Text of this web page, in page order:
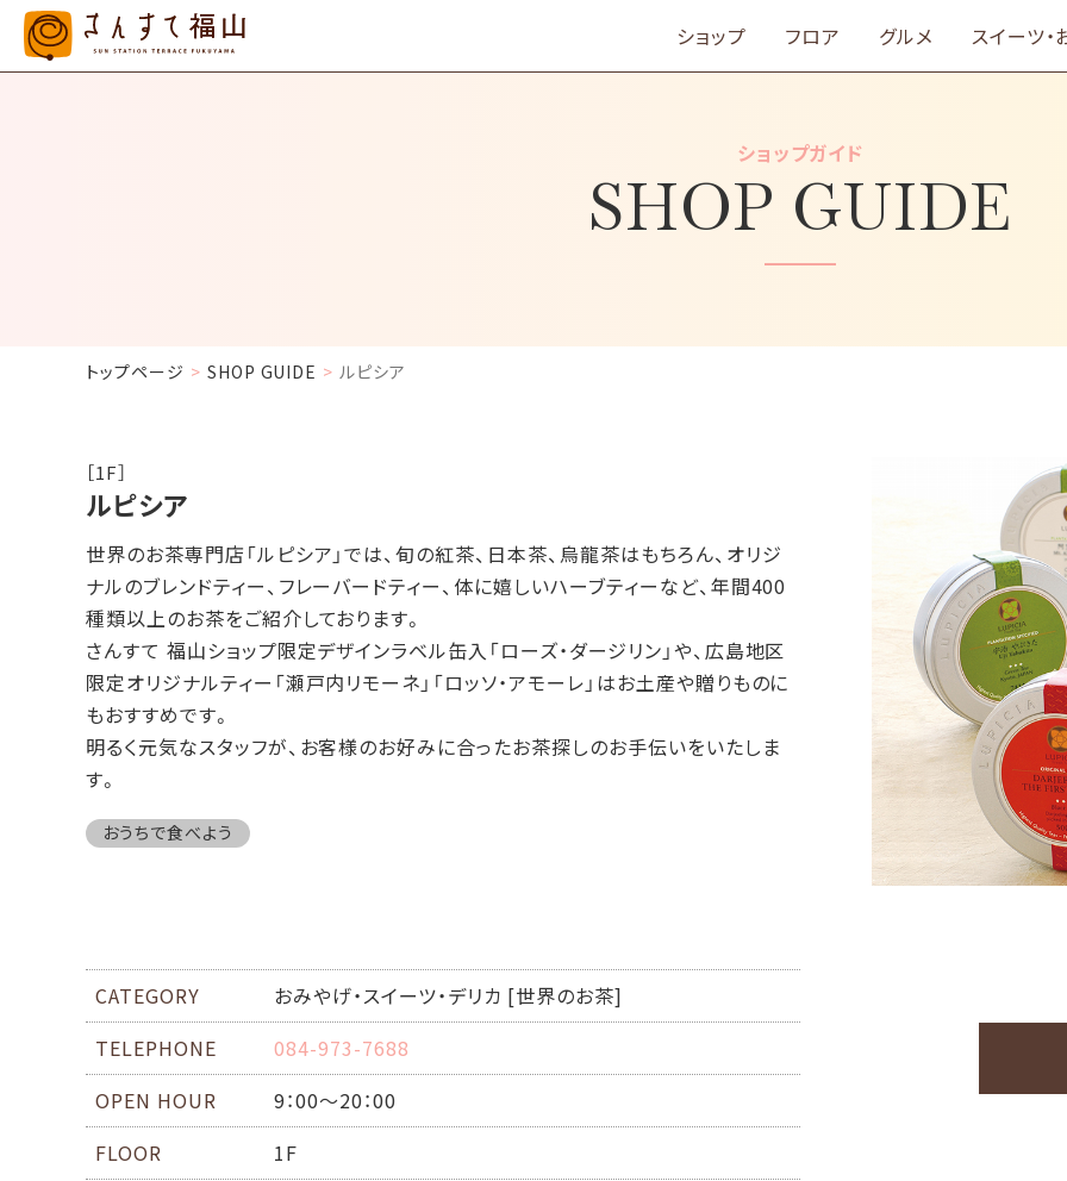
ショップ フロア グルメ スイーツ
SHOP GUIDE
ショップガイド
トップページ SHOP GUIDE ルピシア
［1F］
ルピシア
世界のお茶専門店「ルピシア」では、旬の紅茶、日本茶、烏龍茶はもちろん、オリジ
ナルのブレンドティー、フレーバードティー、体に嬉しいハーブティーなど、年間400
種類以上のお茶をご紹介しております。
さんすて 福山ショップ限定デザインラベル缶入「ローズ・ダージリン」や、広島地区
限定オリジナルティー「瀬戸内リモーネ」「ロッソ・アモーレ」はお土産や贈りものに
もおすすめです。
明るく元気なスタッフが、お客様のお好みに合ったお茶探しのお手伝いをいたしま
す。
おうちで食べよう
CATEGORY
おみやげ・スイーツ・デリカ [世界のお茶]
TELEPHONE
084-973-7688
OPEN HOUR
9：00～20：00
FLOOR
1F